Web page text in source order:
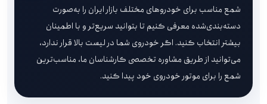
شمع مناسب برای خودروهای مختلف بازار ایران را به‌صورت
دسته‌بندی‌شده معرفی کنیم تا بتوانید سریع‌تر و با اطمینان
بیشتر انتخاب کنید. اگر خودروی شما در لیست بالا قرار ندارد،
می‌توانید از طریق مشاوره تخصصی کارشناسان ما، مناسب‌ترین
شمع را برای موتور خودروی خود پیدا کنید.